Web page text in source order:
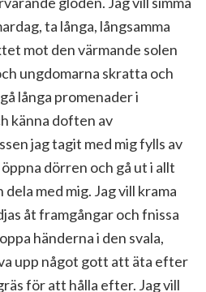
ta långa, långsamma
mot den värmande solen
ungdomarna skratta och
långa promenader i
känna doften av
jag tagit med mig fylls av
dörren och gå ut i allt
med mig. Jag vill krama
åt framgångar och fnissa
händerna i den svala,
upp något gott att äta efter
för att hålla efter. Jag vill